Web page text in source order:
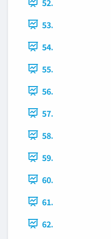
53.
54.
55.
56.
57.
58.
59.
60.
61.
62.